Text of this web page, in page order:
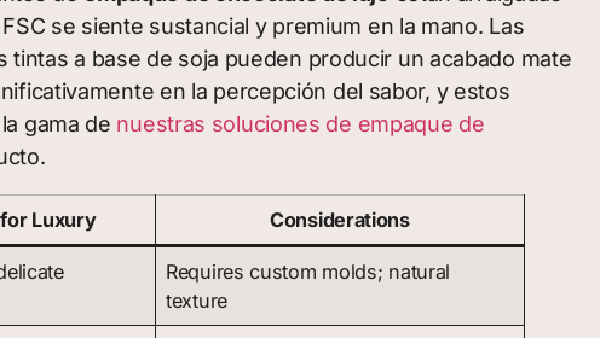
se siente sustancial y premium en la mano. Las
a base de soja pueden producir un acabado mate
en la percepción del sabor, y estos
gama de nuestras soluciones de empaque de
Luxury Considerations
Requires custom molds; natural
texture